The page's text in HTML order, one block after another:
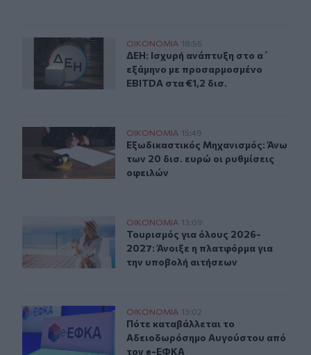
ΔΕΗ: Ισχυρή ανάπτυξη στο α΄ εξάμηνο με
ΟΙΚΟΝΟΜΙΑ 18:56
ΔΕΗ: Ισχυρή ανάπτυξη στο α΄
ΔΕΗ: Ισχυρή ανάπτυξη στο α΄
εξάμηνο με προσαρμοσμένο
EBITDA στα €1,2 δισ.
Εξωδικαστικός Μηχανισμός: Άνω των 20 δισ. ευρώ οι
ΟΙΚΟΝΟΜΙΑ 15:49
Εξωδικαστικός Μηχανισμός: Άνω
Εξωδικαστικός Μηχανισμός: Άνω
των 20 δισ. ευρώ οι ρυθμίσεις
οφειλών
Τουρισμός για όλους 2026-2027: Άνοιξε η πλατφόρμα
ΟΙΚΟΝΟΜΙΑ 13:09
Τουρισμός για όλους 2026-2027:
Τουρισμός για όλους 2026-
2027: Άνοιξε η πλατφόρμα για
την υποβολή αιτήσεων
Πότε καταβάλλεται το Αδειοδωρόσημο Αυγούστου
ΟΙΚΟΝΟΜΙΑ 13:02
Πότε καταβάλλεται το
Πότε καταβάλλεται το
Αδειοδωρόσημο Αυγούστου από
τον e-ΕΦΚΑ